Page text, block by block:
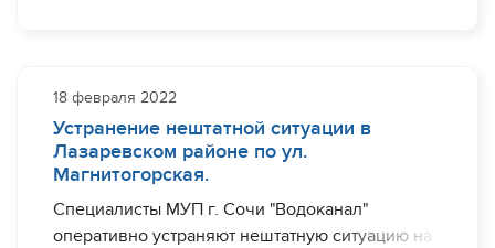
наблюдаться (частично) по ул.Октемберянская.
Завершить необходимый комплекс работ
планируется до 15:00.
Устранение нештатной ситуации в
Лазаревском районе по ул.
Магнитогорская.
18 февраля 2022
Специалисты МУП г. Сочи "Водоканал"
оперативно устраняют нештатную ситуацию на